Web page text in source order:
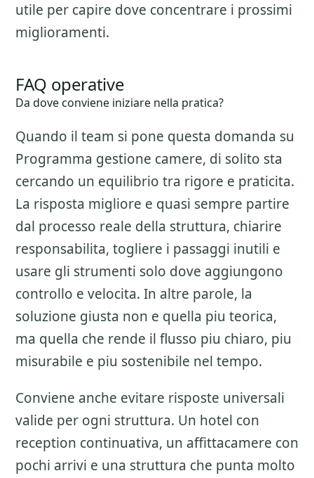
utile per capire dove concentrare i prossimi
miglioramenti.
FAQ operative
Da dove conviene iniziare nella pratica?
Quando il team si pone questa domanda su
Programma gestione camere, di solito sta
cercando un equilibrio tra rigore e praticita.
La risposta migliore e quasi sempre partire
dal processo reale della struttura, chiarire
responsabilita, togliere i passaggi inutili e
usare gli strumenti solo dove aggiungono
controllo e velocita. In altre parole, la
soluzione giusta non e quella piu teorica,
ma quella che rende il flusso piu chiaro, piu
misurabile e piu sostenibile nel tempo.
Conviene anche evitare risposte universali
valide per ogni struttura. Un hotel con
reception continuativa, un affittacamere con
pochi arrivi e una struttura che punta molto